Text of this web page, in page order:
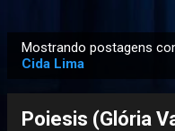
Mostrando postagens
Cida Lima
Poiesis (Glória